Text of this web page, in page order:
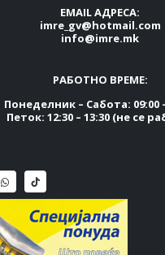
EMAIL АДРЕСА:
imre_gv@hotmail.com
info@imre.mk
РАБОТНО ВРЕМЕ:
Понеделник – Сабота: 09:00
Петок: 12:30 – 13:30 (не се